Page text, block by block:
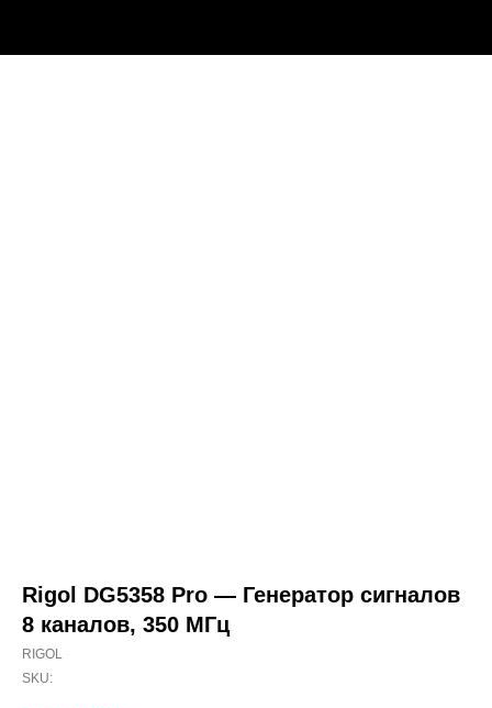
Rigol DG5358 Pro — Генератор сигналов
8 каналов, 350 МГц
RIGOL
SKU: